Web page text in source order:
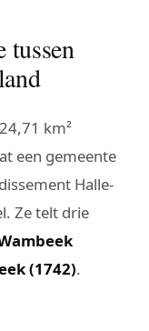
tussen
km²
een gemeente
Halle-
Ze telt drie
(1742).